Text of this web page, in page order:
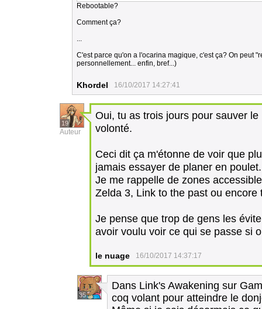
Rebootable?
Comment ça?
...
C'est parce qu'on a l'ocarina magique, c'est ça? On peut
personnellement... enfin, bref...)
Khordel 16/10/2017 14:27:41
19
Auteur
Oui, tu as trois jours pour sauver
volonté.
Ceci dit ça m'étonne de voir que
jamais essayer de planer en poulet.
Je me rappelle de zones
Zelda 3, Link to the past ou encore
Je pense que trop de gens les
avoir voulu voir ce qui se passe si
le nuage 16/10/2017 14:37:17
35
Dans Link's Awakening sur
coq volant pour atteindre le